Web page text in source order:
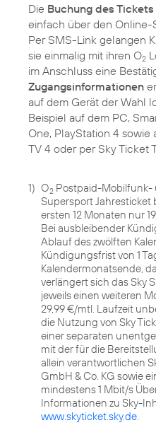
Die Buchung des Tickets
einfach über den
Per SMS-Link gelangen
sie einmalig mit ihren O2
im Anschluss eine
Zugangsinformationen
auf dem Gerät der Wahl
Beispiel auf dem PC,
One, PlayStation 4 sowie
TV 4 oder per Sky Ticket
1) O2 Postpaid-Mobilfunk-
Supersport Jahresticket
ersten 12 Monaten nur
Bei ausbleibender
Ablauf des zwölften
Kündigungsfrist von 1
Kalendermonatsende,
verlängert sich das Sky
jeweils einen weiteren
29,99 €/mtl. Laufzeit
die Nutzung von Sky
einer separaten
mit der für die
allein verantwortlichen
GmbH & Co. KG sowie
mindestens 1 Mbit/s
Informationen zu Sky-
www.skyticket.sky.de